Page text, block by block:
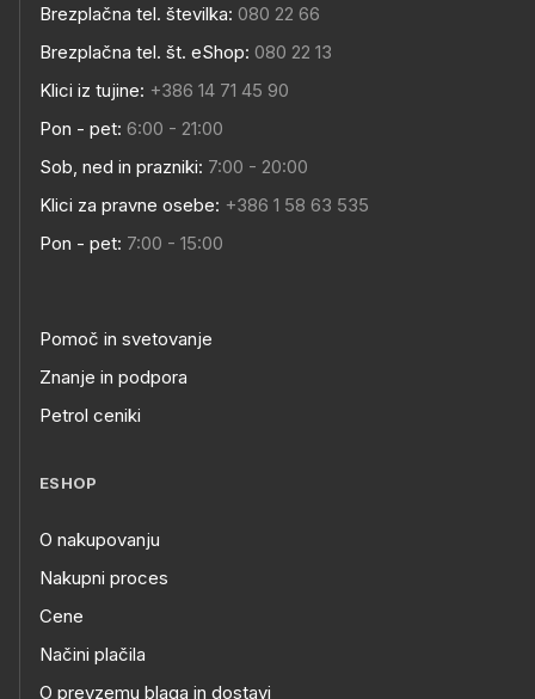
Brezplačna tel. številka: 080 22 66
Brezplačna tel. št. eShop: 080 22 13
Klici iz tujine: +386 14 71 45 90
Pon - pet: 6:00 - 21:00
Sob, ned in prazniki: 7:00 - 20:00
Klici za pravne osebe: +386 1 58 63 535
Pon - pet: 7:00 - 15:00
Pomoč in svetovanje
Znanje in podpora
Petrol ceniki
ESHOP
O nakupovanju
Nakupni proces
Cene
Načini plačila
O prevzemu blaga in dostavi